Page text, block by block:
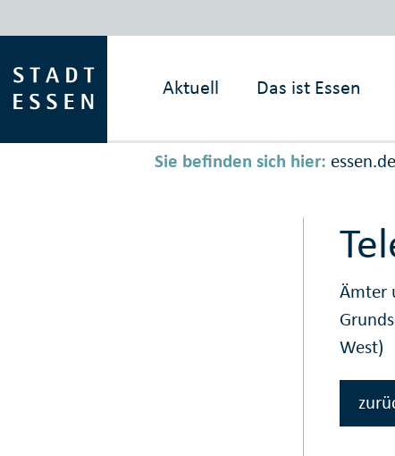
Aktuell Das ist Essen
Sie befinden sich hier: essen.de
Ämter
West)